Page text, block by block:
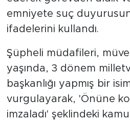
emniyete suç
ifadelerini kullandı.
Şüpheli müdafileri,
yaşında, 3 dönem
başkanlığı yapmış bir
vurgulayarak, 'Önüne
imzaladı' şeklindeki